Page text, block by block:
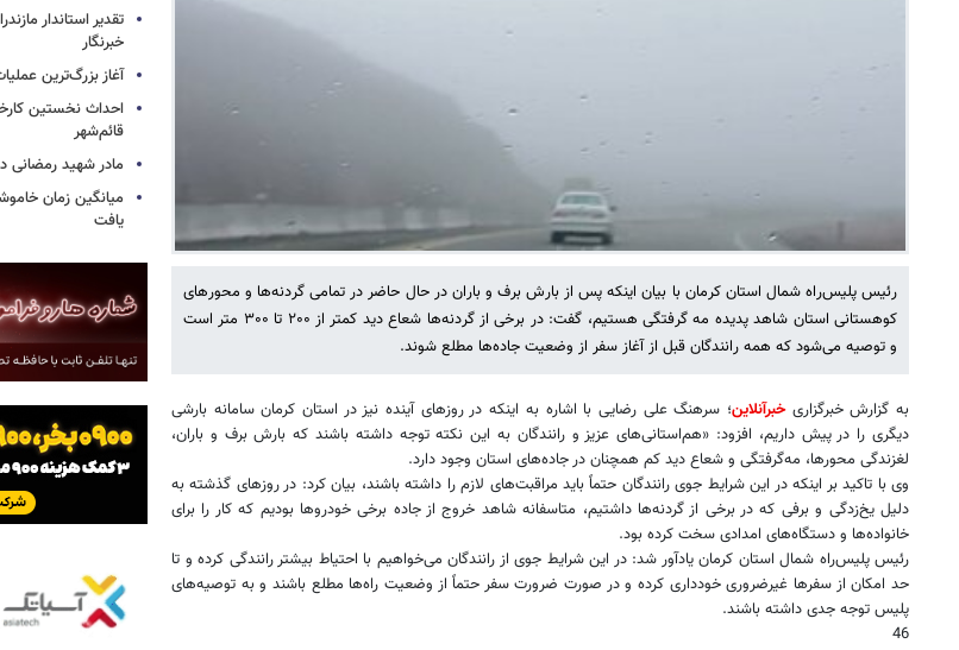
رئیس پلیس‌راه شمال استان کرمان با بیان اینکه پس از بارش برف و باران در حال حاضر در تمامی گردنه‌ها و محورهای
کوهستانی استان شاهد پدیده مه گرفتگی هستیم، گفت: در برخی از گردنه‌ها شعاع دید کمتر از ۲۰۰ تا ۳۰۰ متر است
و توصیه می‌شود که همه رانندگان قبل از آغاز سفر از وضعیت جاده‌ها مطلع شوند.
به گزارش خبرگزاریخبرآنلاین؛ سرهنگ علی رضایی با اشاره به اینکه در روزهای آینده نیز در استان کرمان سامانه بارشی
دیگری را در پیش داریم، افزود: «هم‌استانی‌های عزیز و رانندگان به این نکته توجه داشته باشند که بارش برف و باران،
لغزندگی محورها، مه‌گرفتگی و شعاع دید کم همچنان در جاده‌های استان وجود دارد.
وی با تاکید بر اینکه در این شرایط جوی رانندگان حتماً باید مراقبت‌های لازم را داشته باشند، بیان کرد: در روزهای گذشته به
دلیل یخ‌زدگی و برفی که در برخی از گردنه‌ها داشتیم، متاسفانه شاهد خروج از جاده برخی خودروها بودیم که کار را برای
خانواده‌ها و دستگاه‌های امدادی سخت کرده بود.
رئیس پلیس‌راه شمال استان کرمان یادآور شد: در این شرایط جوی از رانندگان می‌خواهیم با احتیاط بیشتر رانندگی کرده و تا
حد امکان از سفرها غیرضروری خودداری کرده و در صورت ضرورت سفر حتماً از وضعیت راه‌ها مطلع باشند و به توصیه‌های
پلیس توجه جدی داشته باشند.
46
تقدیر استاندار
خبرنگار
آغاز بزرگ‌ترین
احداث نخستین
قائم‌شهر
مادر شهید رمضانی
میانگین زمان
یافت